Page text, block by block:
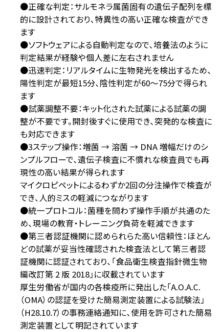
●正確な判定：サルモネラ属菌固有の遺伝子配列を標
的に設計されており、特異性の高い正確な検査ができ
ます
●ソフトウェアによる自動判定なので、培養法のように
判定結果が経験や個人差に左右されません
●迅速判定：リアルタイムに生物発光を検出するため、
陽性判定が最短15分、陰性判定が60～75分で得られ
ます
●試薬調整不要：キット化された試薬による試薬の調
整が不要です。開封後すぐに使用でき、突発的な検査に
も対応できます
●3ステップ操作：増菌 → 溶菌 → DNA 増幅だけのシ
ンプルフローで、遺伝子検査に不慣れな検査員でも再
現性の高い結果が得られます
マイクロピペットによるわずか2回の分注操作で検査が
でき、人的ミスの軽減につながります
●統一プロトコル：菌種を問わず操作手順が共通のた
め、現場の教育・トレーニング負荷を軽減できます
●第三者認証機関に認められらた高い信頼性：ほとん
どの試薬が妥当性確認された検査法として第三者認
証機関に認証されており、「食品衛生検査指針微生物
編改訂第 2 版 2018」に収載されています
厚生労働省が国内の各検疫所に発出した「A.O.A.C.
（OMA）の認証を受けた簡易測定装置による試験法」
（H28.10.7）の事務連絡通知に、使用を許可された簡易
測定装置として明記されています